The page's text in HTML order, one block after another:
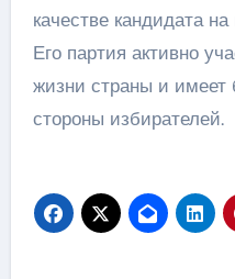
качестве кандидата
Его партия активно
жизни страны и
стороны избирателей.